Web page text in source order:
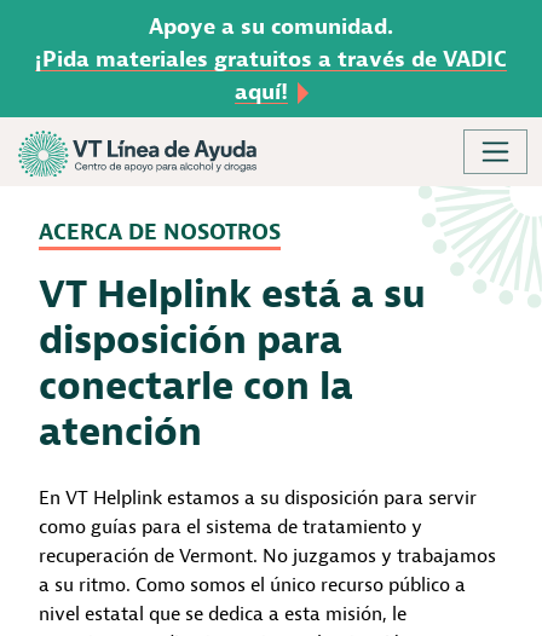
Apoye a su comunidad.
¡Pida materiales gratuitos a través de VADIC
aquí!
Skip to content
Main Navigation
ACERCA DE NOSOTROS
VT Helplink está a su
disposición para
conectarle con la
atención
En VT Helplink estamos a su disposición para servir
como guías para el sistema de tratamiento y
recuperación de Vermont. No juzgamos y trabajamos
a su ritmo. Como somos el único recurso público a
nivel estatal que se dedica a esta misión, le